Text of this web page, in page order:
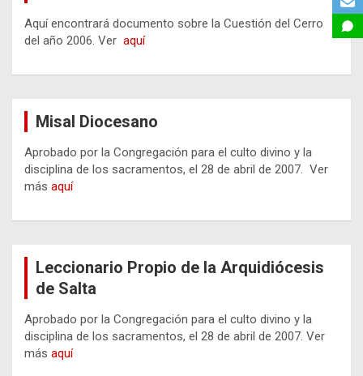
Aquí encontrará documento sobre la Cuestión del Cerro
del año 2006. Ver aquí
Misal Diocesano
Aprobado por la Congregación para el culto divino y la
disciplina de los sacramentos, el 28 de abril de 2007. Ver
más aquí
Leccionario Propio de la Arquidiócesis
de Salta
Aprobado por la Congregación para el culto divino y la
disciplina de los sacramentos, el 28 de abril de 2007. Ver
más aquí